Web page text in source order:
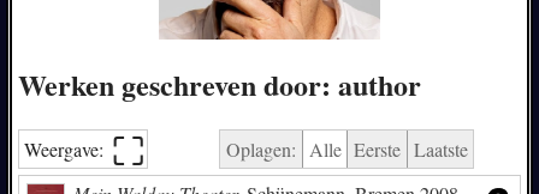
Werken geschreven door: author
Weergave: ⛶︎ Oplagen: Alle Eerste Laatste